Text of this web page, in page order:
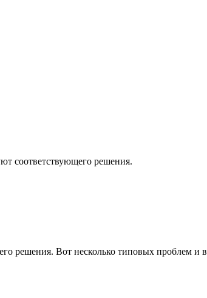
соответствующего решения.
решения. Вот несколько типовых проблем